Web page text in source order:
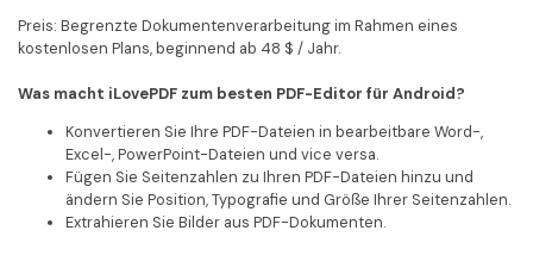
Preis: Begrenzte Dokumentenverarbeitung im Rahmen eines
kostenlosen Plans, beginnend ab 48 $ / Jahr.
Was macht iLovePDF zum besten PDF-Editor für Android?
Konvertieren Sie Ihre PDF-Dateien in bearbeitbare Word-,
Excel-, PowerPoint-Dateien und vice versa.
Fügen Sie Seitenzahlen zu Ihren PDF-Dateien hinzu und
ändern Sie Position, Typografie und Größe Ihrer Seitenzahlen.
Extrahieren Sie Bilder aus PDF-Dokumenten.